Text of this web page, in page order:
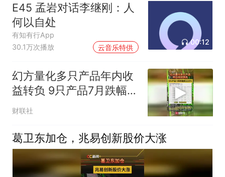
E45 孟岩对话李继刚：人
何以自处
有知有行App
30.1万次播放
云音乐特供
00:12
幻方量化多只产品年内收
益转负 9只产品7月跌幅超
过20%
财联社
葛卫东加仓，兆易创新股价大涨